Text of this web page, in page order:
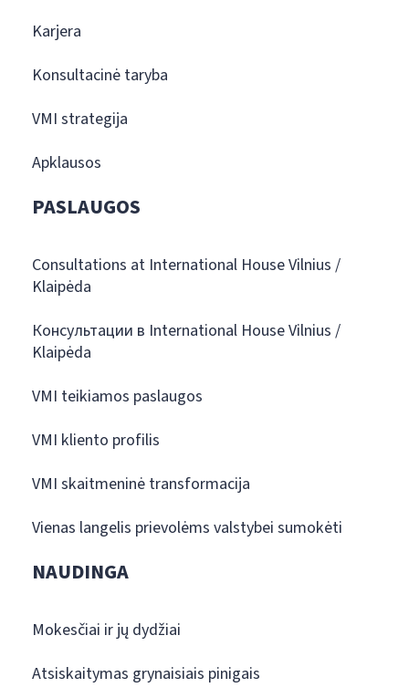
Karjera
Konsultacinė taryba
VMI strategija
Apklausos
PASLAUGOS
Consultations at International House Vilnius /
Klaipėda
Консультации в International House Vilnius /
Klaipėda
VMI teikiamos paslaugos
VMI kliento profilis
VMI skaitmeninė transformacija
Vienas langelis prievolėms valstybei sumokėti
NAUDINGA
Mokesčiai ir jų dydžiai
Atsiskaitymas grynaisiais pinigais